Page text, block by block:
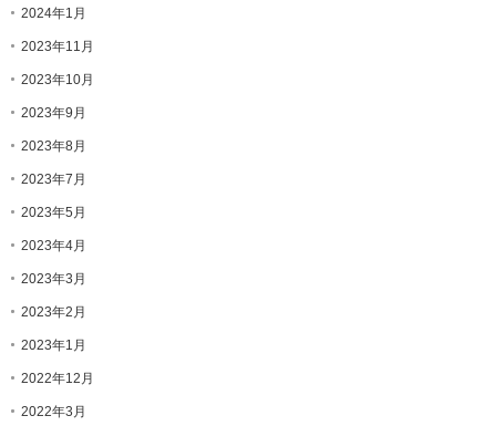
2024年1月
2023年11月
2023年10月
2023年9月
2023年8月
2023年7月
2023年5月
2023年4月
2023年3月
2023年2月
2023年1月
2022年12月
2022年3月